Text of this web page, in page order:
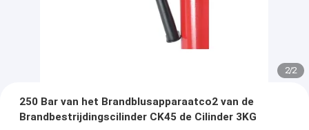
2/2
250 Bar van het Brandblusapparaatco2 van de
Brandbestrijdingscilinder CK45 de Cilinder 3KG